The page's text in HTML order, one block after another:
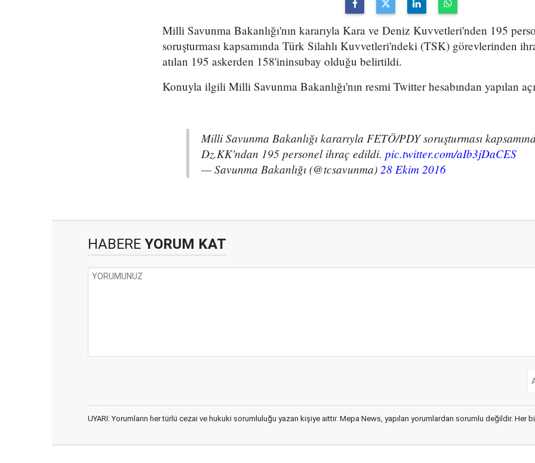
Milli Savunma Bakanlığı'nın kararıyla Kara ve Deniz Kuvvetleri'nden 195
soruşturması kapsamında Türk Silahlı Kuvvetleri'ndeki (TSK) görevlerinden
atılan 195 askerden 158'ininsubay olduğu belirtildi.
Konuyla ilgili Milli Savunma Bakanlığı'nın resmi Twitter hesabından yapılan
Milli Savunma Bakanlığı kararıyla FETÖ/PDY soruşturması
Dz.KK'ndan 195 personel ihraç edildi. pic.twitter.com/aIb3jDaCES
— Savunma Bakanlığı (@tcsavunma)28 Ekim 2016
HABERE YORUM KAT
UYARI: Yorumların her türlü cezai ve hukuki sorumluluğu yazan kişiye aittir. Mepa News, yapılan yorumlardan sorumlu değildir. Her